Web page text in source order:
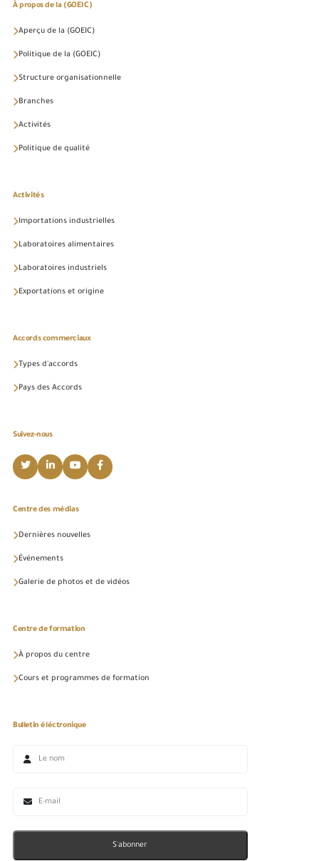
À propos de la (GOEIC)
Aperçu de la (GOEIC)
Politique de la (GOEIC)
Structure organisationnelle
Branches
Activités
Politique de qualité
Activités
Importations industrielles
Laboratoires alimentaires
Laboratoires industriels
Exportations et origine
Accords commerciaux
Types d'accords
Pays des Accords
Suivez-nous
Centre des médias
Dernières nouvelles
Événements
Galerie de photos et de vidéos
Centre de formation
À propos du centre
Cours et programmes de formation
Bulletin éléctronique
S'abonner